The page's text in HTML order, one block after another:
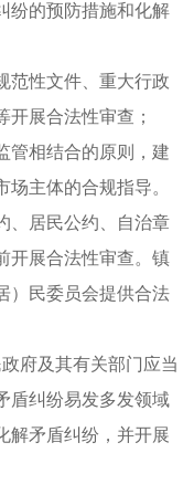
纷的预防措施和化解
范性文件、重大行政
开展合法性审查；
管相结合的原则，建
主体的合规指导。
、居民公约、自治章
开展合法性审查。镇
）民委员会提供合法
府及其有关部门应当
盾纠纷易发多发领域
解矛盾纠纷，并开展